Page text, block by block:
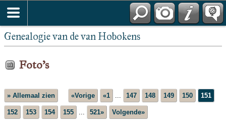
Genealogie van de van Hobokens
Foto's
» Allemaal zien «Vorige «1 ... 147 148 149 150 151
152 153 154 155 ... 521» Volgende»